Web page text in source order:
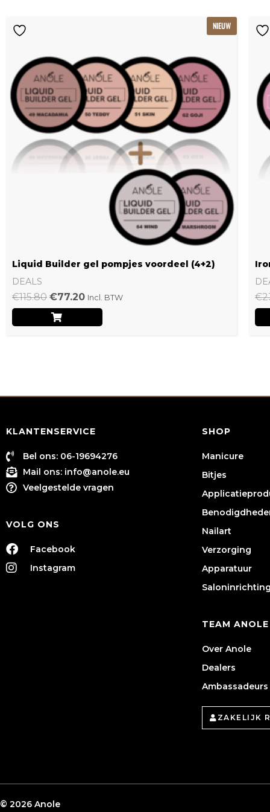
NIEUW
Liquid Builder gel pompjes voordeel (4+2)
DEALS
€115.80
€115.80.
€77.20
€77.20.
Incl. BTW €
KLANTENSERVICE
Bel ons: 06-19694276
Mail ons: info@anole.eu
Veelgestelde vragen
VOLG ONS
Facebook
Instagram
SHOP
Manicure
Bitjes
Nailart
Verzorging
Apparatuur
TEAM ANOLE
Over Anole
Dealers
Ambassadeurs
ZAKELIJK
© 2026 Anole